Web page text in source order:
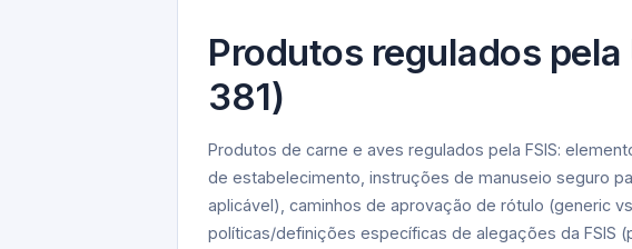
Produtos regulados pela
381)
Produtos de carne e aves regulados pela FSIS:
de estabelecimento, instruções de manuseio seguro
aplicável), caminhos de aprovação de rótulo (generic
políticas/definições específicas de alegações da FSIS